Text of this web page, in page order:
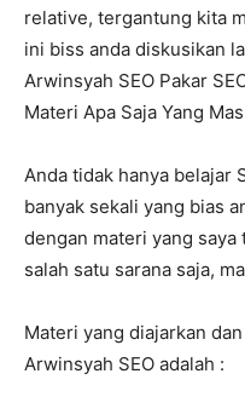
relative, tergantung kita
ini biss anda diskusikan
Arwinsyah SEO Pakar
Materi Apa Saja Yang
Anda tidak hanya belajar
banyak sekali yang bias
dengan materi yang saya
salah satu sarana saja,
Materi yang diajarkan
Arwinsyah SEO adalah :